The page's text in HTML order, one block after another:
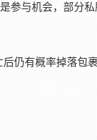
参与机会，部分
仍有概率掉落